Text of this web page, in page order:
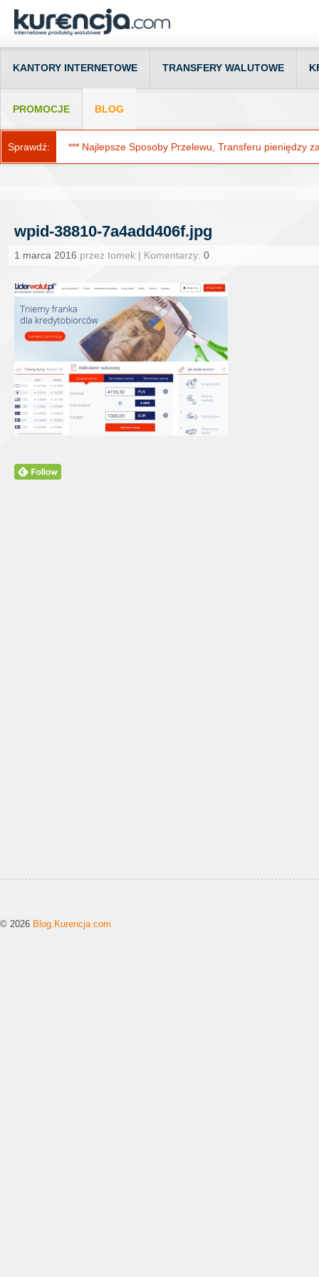
KANTORY INTERNETOWE TRANSFERY WALUTOWE
PROMOCJE BLOG
Sprawdź: *** Najlepsze Sposoby Przelewu, Transferu pieniędzy
wpid-38810-7a4add406f.jpg
1 marca 2016 przez tomek | Komentarzy: 0
© 2026 Blog.Kurencja.com